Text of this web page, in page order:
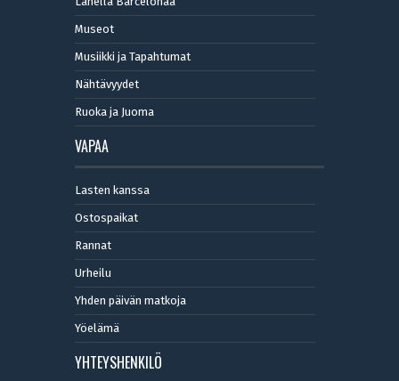
Museot
Musiikki ja Tapahtumat
Nähtävyydet
Ruoka ja Juoma
VAPAA
Lasten kanssa
Ostospaikat
Rannat
Urheilu
Yhden päivän matkoja
Yöelämä
YHTEYSHENKILÖ